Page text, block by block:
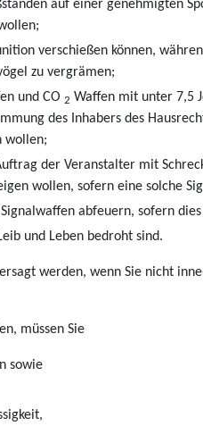
auf einer genehmigten
verschießen können,
zu vergrämen;
und CO 2 Waffen mit unter 7,5
des Inhabers des
wollen;
der Veranstalter mit
wollen, sofern eine solche
abfeuern, sofern
und Leben bedroht sind.
werden, wenn Sie nicht
müssen Sie
sowie